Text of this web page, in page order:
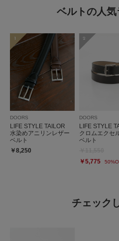
ベルトの人
1
DOORS
LIFE STYLE TAILOR
水染めアニリンレザー
ベルト
￥8,250
2
DOORS
LIFE STYLE
クロムエクセ
ベルト
￥5,775
チェック